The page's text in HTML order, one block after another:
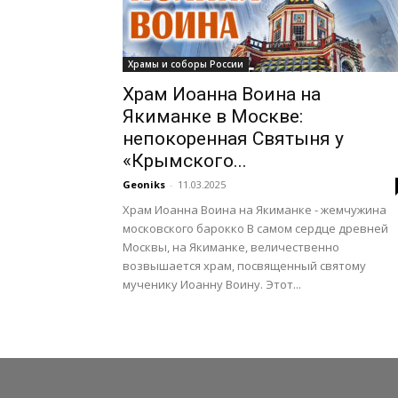
Храмы и соборы России
Храм Иоанна Воина на
Якиманке в Москве:
непокоренная Святыня у
«Крымского...
Geoniks - 11.03.2025
Храм Иоанна Воина на Якиманке - жемчужина
московского барокко В самом сердце древней
Москвы, на Якиманке, величественно
возвышается храм, посвященный святому
мученику Иоанну Воину. Этот...